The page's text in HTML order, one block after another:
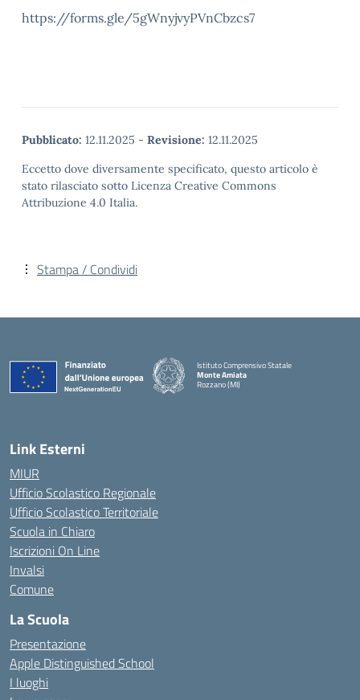
https://forms.gle/5gWnyjvyPVnCbzcs7
Pubblicato: 12.11.2025 - Revisione: 12.11.2025
Eccetto dove diversamente specificato, questo articolo è
stato rilasciato sotto Licenza Creative Commons
Attribuzione 4.0 Italia.
Stampa / Condividi
Istituto Comprensivo Statale
Monte Amiata
Rozzano (MI)
Link Esterni
MIUR
Ufficio Scolastico Regionale
Ufficio Scolastico Territoriale
Scuola in Chiaro
Iscrizioni On Line
Invalsi
Comune
La Scuola
Presentazione
Apple Distinguished School
I luoghi